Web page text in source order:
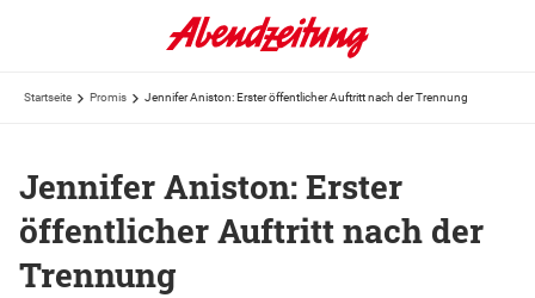
Startseite Promis Jennifer Aniston: Erster öffentlicher Auftritt nach der Trennung
Jennifer Aniston: Erster
öffentlicher Auftritt nach der
Trennung